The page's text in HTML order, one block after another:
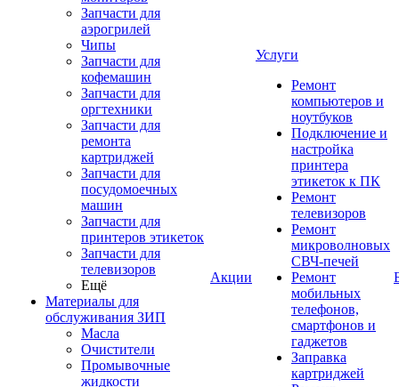
Запчасти для
аэрогрилей
Чипы
Запчасти для
кофемашин
Запчасти для
оргтехники
Запчасти для
ремонта
картриджей
Запчасти для
посудомоечных
машин
Запчасти для
принтеров этикеток
Запчасти для
телевизоров
Ещё
Материалы для
обслуживания ЗИП
Масла
Очистители
Промывочные
жидкости
Акции
Услуги
Ремонт
компьютеров и
ноутбуков
Подключение и
настройка
принтера
этикеток к ПК
Ремонт
телевизоров
Ремонт
микроволновых
СВЧ-печей
Ремонт
мобильных
телефонов,
смартфонов и
гаджетов
Заправка
картриджей